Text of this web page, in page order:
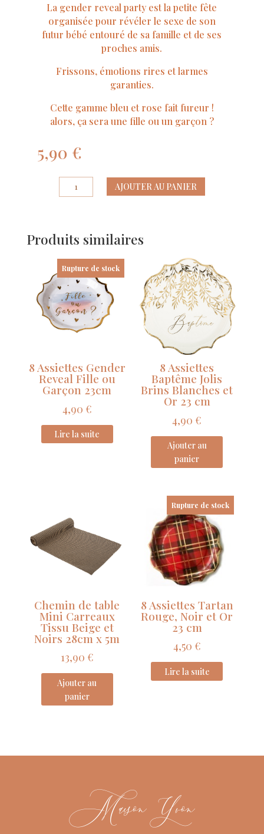
La gender reveal party est la petite fête
organisée pour révéler le sexe de son
futur bébé entouré de sa famille et de ses
proches amis.
Frissons, émotions rires et larmes
garanties.
Cette gamme bleu et rose fait fureur !
alors, ça sera une fille ou un garçon ?
5,90 €
quantité
de
Gender
Fille
ou
Garçon
Blanc,
rose,
bleu
3
Plis
33
33
cm
AJOUTER AU PANIER
Produits similaires
Rupture de stock
8 Assiettes Gender
Reveal Fille ou
Garçon 23cm
4,90 €
Lire la suite
8 Assiettes
Baptême Jolis
Brins Blanches et
Or 23 cm
4,90 €
Ajouter au
panier
Chemin de table
Mini Carreaux
Tissu Beige et
Noirs 28cm x 5m
13,90 €
Ajouter au
panier
Rupture de stock
8 Assiettes Tartan
Rouge, Noir et Or
23 cm
4,50 €
Lire la suite
Maison Yvon